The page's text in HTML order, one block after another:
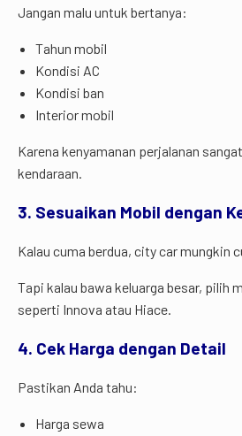
Jangan malu untuk bertanya:
Tahun mobil
Kondisi AC
Kondisi ban
Interior mobil
Karena kenyamanan perjalanan
kendaraan.
3. Sesuaikan Mobil dengan
Kalau cuma berdua, city car mungkin
Tapi kalau bawa keluarga besar, pilih
seperti Innova atau Hiace.
4. Cek Harga dengan Detail
Pastikan Anda tahu:
Harga sewa